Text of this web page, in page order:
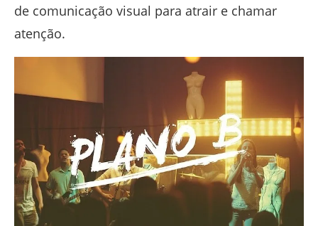
de comunicação visual para atrair e chamar
atenção.